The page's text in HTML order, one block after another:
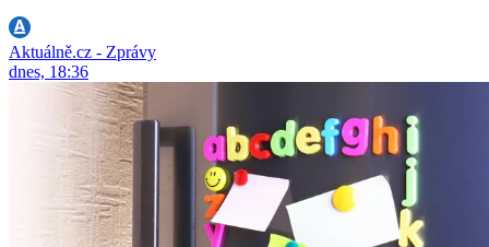
Aktuálně.cz - Zprávy
dnes, 18:36